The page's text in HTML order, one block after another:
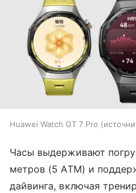
Huawei Watch GT 7 Pro
Часы выдерживают
метров (5 ATM) и
дайвинга, включая